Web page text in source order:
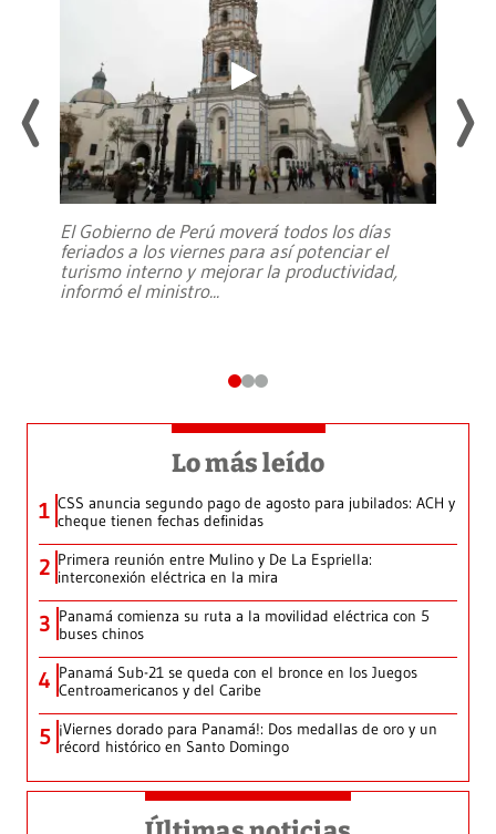
El Gobierno de Perú moverá todos los días
feriados a los viernes para así potenciar el
turismo interno y mejorar la productividad,
informó el ministro...
Lo más leído
1 CSS anuncia segundo pago de agosto para jubilados: ACH y
cheque tienen fechas definidas
2 Primera reunión entre Mulino y De La Espriella:
interconexión eléctrica en la mira
3 Panamá comienza su ruta a la movilidad eléctrica con 5
buses chinos
4 Panamá Sub-21 se queda con el bronce en los Juegos
Centroamericanos y del Caribe
5 ¡Viernes dorado para Panamá!: Dos medallas de oro y un
récord histórico en Santo Domingo